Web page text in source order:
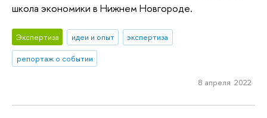
школа экономики в Нижнем Новгороде.
Экспертиза идеи и опыт
экспертиза
репортаж о событии
8 апреля 2022